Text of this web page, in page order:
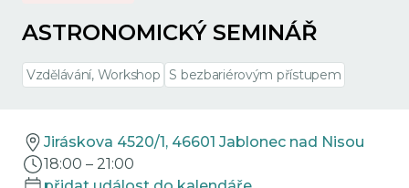
ASTRONOMICKÝ SEMINÁŘ
Vzdělávání, Workshop S bezbariérovým přístupem
Jiráskova 4520/1, 46601 Jablonec nad Nisou
18:00 – 21:00